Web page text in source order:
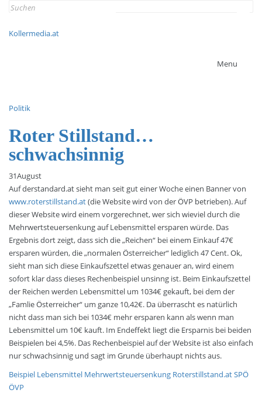
Search
Kollermedia.at
Menu
Politik
Roter Stillstand…
schwachsinnig
31August
Auf derstandard.at sieht man seit gut einer Woche einen Banner von
www.roterstillstand.at(die Website wird von der ÖVP betrieben). Auf
dieser Website wird einem vorgerechnet, wer sich wieviel durch die
Mehrwertsteuersenkung auf Lebensmittel ersparen würde. Das
Ergebnis dort zeigt, dass sich die „Reichen“ bei einem Einkauf 47€
ersparen würden, die „normalen Österreicher“ lediglich 47 Cent. Ok,
sieht man sich diese Einkaufszettel etwas genauer an, wird einem
sofort klar dass dieses Rechenbeispiel unsinng ist. Beim Einkaufszettel
der Reichen werden Lebensmittel um 1034€ gekauft, bei dem der
„Famlie Österreicher“ um ganze 10,42€. Da überrascht es natürlich
nicht dass man sich bei 1034€ mehr ersparen kann als wenn man
Lebensmittel um 10€ kauft. Im Endeffekt liegt die Ersparnis bei beiden
Beispielen bei 4,5%. Das Rechenbeispiel auf der Website ist also einfach
nur schwachsinnig und sagt im Grunde überhaupt nichts aus.
Beispiel Lebensmittel Mehrwertsteuersenkung Roterstillstand.atSPÖ
ÖVP